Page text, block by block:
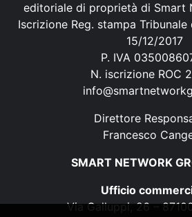
editoriale di proprietà di Smart
Iscrizione Reg. stampa
15/12/2017
P. IVA
N. iscrizione ROC
Direttore
Francesco
SMART NETWORK
Ufficio
Via Galluppi, 26 –